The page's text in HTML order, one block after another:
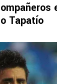
Tapatío